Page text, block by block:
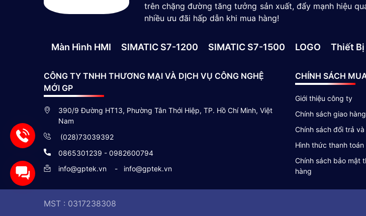
trên chặng đường tăng tưởng sản xuất, đẩy mạnh hiệu
nhiều ưu đãi hấp dẫn khi mua hàng!
Màn Hình HMI SIMATIC S7-1200 SIMATIC S7-1500 LOGO Thiết
CÔNG TY TNHH THƯƠNG MẠI VÀ DỊCH VỤ CÔNG NGHỆ
MỚI GP
390/9 Đường HT13, Phường Tân Thới Hiệp, TP. Hồ Chí Minh, Việt
Nam
(028)73039392
0865301239 - 0982600794
info@gptek.vn
- info@gptek.vn
CHÍNH SÁCH
Giới thiệu công ty
Chính sách giao hàng
Chính sách đổi trả
Hình thức thanh toán
Chính sách bảo mật
hàng
MST : 0317238308